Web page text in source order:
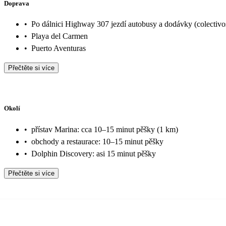
Doprava
• Po dálnici Highway 307 jezdí autobusy a dodávky
• Playa del Carmen
• Puerto Aventuras
Přečtěte si více
Okolí
• přístav Marina: cca 10–15 minut pěšky (1 km)
• obchody a restaurace: 10–15 minut pěšky
• Dolphin Discovery: asi 15 minut pěšky
Přečtěte si více